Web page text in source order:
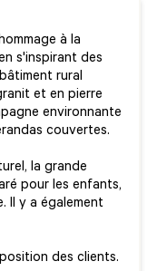
à la
s'inspirant des
rural
et en pierre
environnante
couvertes.
la grande
pour les enfants,
Il y a également
des clients.